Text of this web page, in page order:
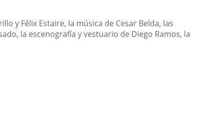
y Félix Estaire, la música de Cesar Belda, las
la escenografía y vestuario de Diego Ramos, la